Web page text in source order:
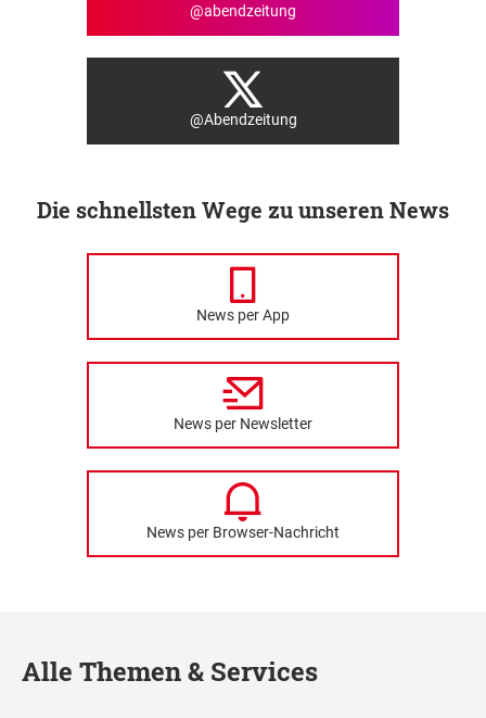
@abendzeitung
@Abendzeitung
Die schnellsten Wege zu unseren News
News per App
News per Newsletter
News per Browser-Nachricht
Alle Themen & Services